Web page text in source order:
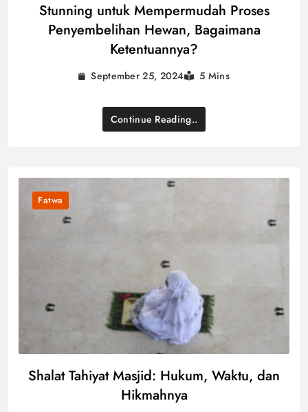
Stunning untuk Mempermudah Proses
Penyembelihan Hewan, Bagaimana
Ketentuannya?
September 25, 2024 5 Mins
Continue Reading..
Fatwa
Shalat Tahiyat Masjid: Hukum, Waktu, dan
Hikmahnya